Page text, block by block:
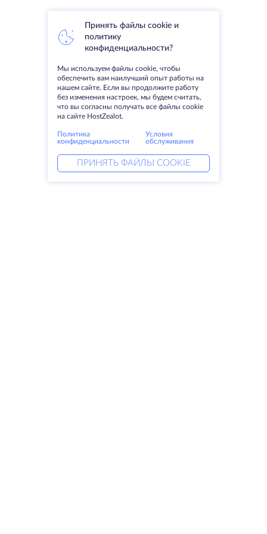
Принять файлы cookie и
политику
конфиденциальности?
Мы используем файлы cookie, чтобы
обеспечить вам наилучший опыт работы на
нашем сайте. Если вы продолжите работу
без изменения настроек, мы будем считать,
что вы согласны получать все файлы cookie
на сайте HostZealot.
Политика
конфиденциальности
Условия
обслуживания
ПРИНЯТЬ ФАЙЛЫ COOKIE